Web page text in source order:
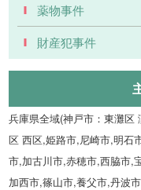
薬物事件
財産犯事件
兵庫県全域(神戸市：東灘
区 西区,姫路市,尼崎市,明石
市,加古川市,赤穂市,西脇市,
加西市,篠山市,養父市,丹波